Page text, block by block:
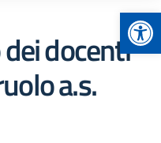
docenti
a.s.